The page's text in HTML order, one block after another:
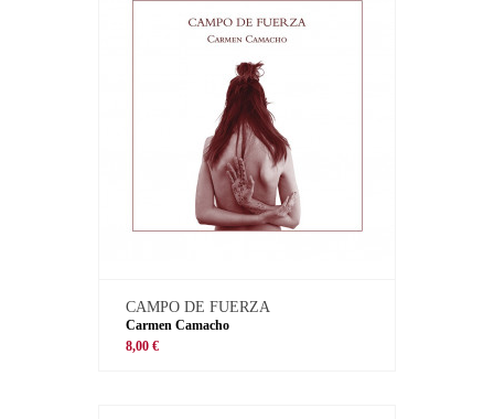
CAMPO DE FUERZA
Carmen Camacho
8,00 €